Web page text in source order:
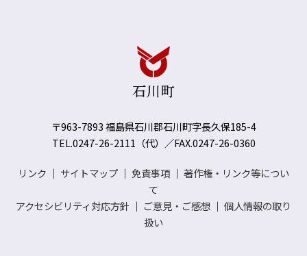
〒963-7893 福島県石川郡石川町字長久保185-4
TEL.0247-26-2111（代）／FAX.0247-26-0360
リンク ｜ サイトマップ ｜ 免責事項 ｜ 著作権・リンク等につい
て
アクセシビリティ対応方針 ｜ ご意見・ご感想 ｜ 個人情報の取り
扱い